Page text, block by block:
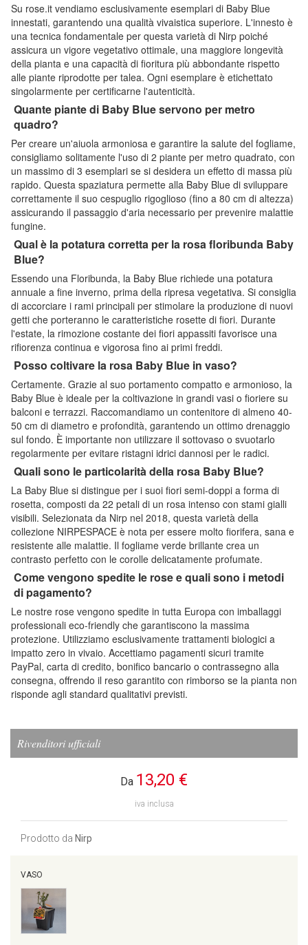
Su rose.it vendiamo esclusivamente esemplari di Baby Blue
innestati, garantendo una qualità vivaistica superiore. L'innesto è
una tecnica fondamentale per questa varietà di Nirp poiché
assicura un vigore vegetativo ottimale, una maggiore longevità
della pianta e una capacità di fioritura più abbondante rispetto
alle piante riprodotte per talea. Ogni esemplare è etichettato
singolarmente per certificarne l'autenticità.
Quante piante di Baby Blue servono per metro
quadro?
Per creare un'aiuola armoniosa e garantire la salute del fogliame,
consigliamo solitamente l'uso di 2 piante per metro quadrato, con
un massimo di 3 esemplari se si desidera un effetto di massa più
rapido. Questa spaziatura permette alla Baby Blue di sviluppare
correttamente il suo cespuglio rigoglioso (fino a 80 cm di altezza)
assicurando il passaggio d'aria necessario per prevenire malattie
fungine.
Qual è la potatura corretta per la rosa floribunda Baby
Blue?
Essendo una Floribunda, la Baby Blue richiede una potatura
annuale a fine inverno, prima della ripresa vegetativa. Si consiglia
di accorciare i rami principali per stimolare la produzione di nuovi
getti che porteranno le caratteristiche rosette di fiori. Durante
l'estate, la rimozione costante dei fiori appassiti favorisce una
rifiorenza continua e vigorosa fino ai primi freddi.
Posso coltivare la rosa Baby Blue in vaso?
Certamente. Grazie al suo portamento compatto e armonioso, la
Baby Blue è ideale per la coltivazione in grandi vasi o fioriere su
balconi e terrazzi. Raccomandiamo un contenitore di almeno 40-
50 cm di diametro e profondità, garantendo un ottimo drenaggio
sul fondo. È importante non utilizzare il sottovaso o svuotarlo
regolarmente per evitare ristagni idrici dannosi per le radici.
Quali sono le particolarità della rosa Baby Blue?
La Baby Blue si distingue per i suoi fiori semi-doppi a forma di
rosetta, composti da 22 petali di un rosa intenso con stami gialli
visibili. Selezionata da Nirp nel 2018, questa varietà della
collezione NIRPESPACE è nota per essere molto fiorifera, sana e
resistente alle malattie. Il fogliame verde brillante crea un
contrasto perfetto con le corolle delicatamente profumate.
Come vengono spedite le rose e quali sono i metodi
di pagamento?
Le nostre rose vengono spedite in tutta Europa con imballaggi
professionali eco-friendly che garantiscono la massima
protezione. Utilizziamo esclusivamente trattamenti biologici a
impatto zero in vivaio. Accettiamo pagamenti sicuri tramite
PayPal, carta di credito, bonifico bancario o contrassegno alla
consegna, offrendo il reso garantito con rimborso se la pianta non
risponde agli standard qualitativi previsti.
Rivenditori ufficiali
Da 13,20 €
iva inclusa
Prodotto da Nirp
VASO